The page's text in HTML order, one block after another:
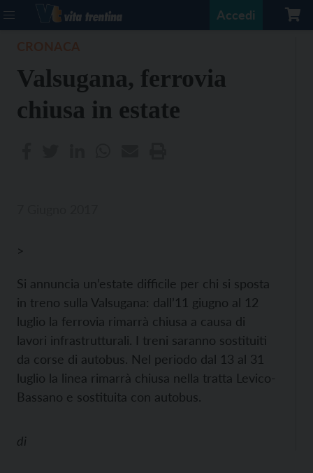
Accedi
Valsugana, ferrovia
chiusa in estate
>
Si annuncia un’estate difficile per chi si sposta
in treno sulla Valsugana: dall’11 giugno al 12
luglio la ferrovia rimarrà chiusa a causa di
lavori infrastrutturali. I treni saranno sostituiti
da corse di autobus. Nel periodo dal 13 al 31
luglio la linea rimarrà chiusa nella tratta Levico-
Bassano e sostituita con autobus.
di